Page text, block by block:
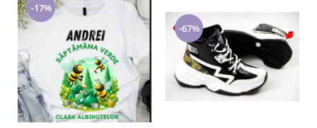
-17%
-67%